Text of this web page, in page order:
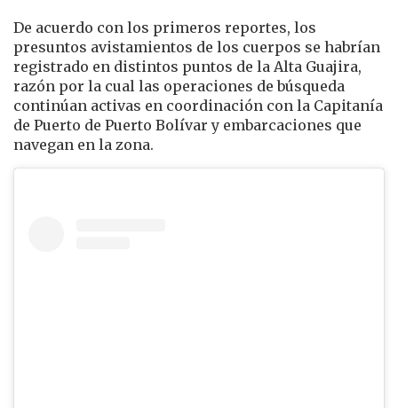
De acuerdo con los primeros reportes, los
presuntos avistamientos de los cuerpos se habrían
registrado en distintos puntos de la Alta Guajira,
razón por la cual las operaciones de búsqueda
continúan activas en coordinación con la Capitanía
de Puerto de Puerto Bolívar y embarcaciones que
navegan en la zona.